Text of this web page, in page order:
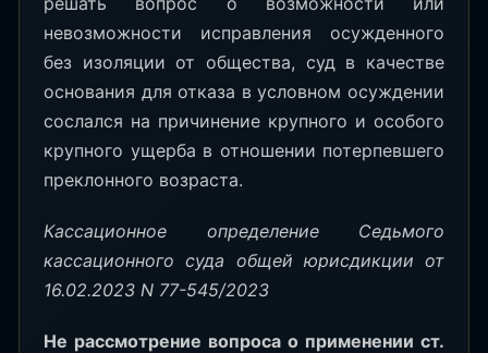
невозможности исправления осужденного
без изоляции от общества, суд в качестве
основания для отказа в условном осуждении
сослался на причинение крупного и особого
крупного ущерба в отношении потерпевшего
преклонного возраста.
Кассационное определение Седьмого
кассационного суда общей юрисдикции от
16.02.2023 N 77-545/2023
Не рассмотрение вопроса о применении ст.